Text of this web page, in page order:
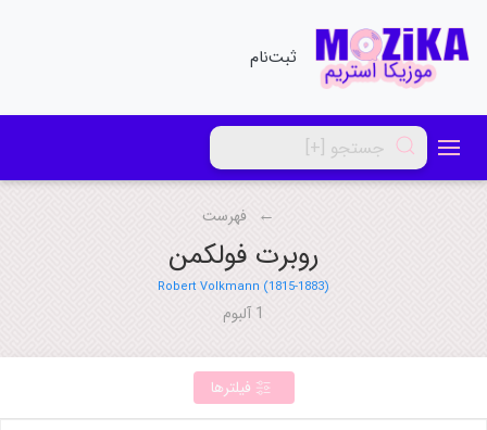
ثبت‌نام
فهرست
روبرت فولکمن
Robert Volkmann (1815-1883)
فیلترها